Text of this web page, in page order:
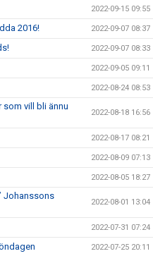
2022-09-15 09:55
2016! 2022-09-07 08:37
2022-09-07 08:33
2022-09-05 09:11
2022-08-24 08:53
vill bli ännu
2022-08-18 16:56
2022-08-17 08:21
2022-08-09 07:13
2022-08-05 18:27
Johanssons
2022-08-01 13:04
2022-07-31 07:24
2022-07-25 20:11